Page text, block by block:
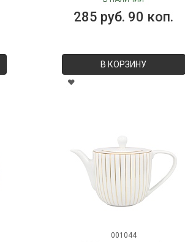
285 руб. 90 коп.
В КОРЗИНУ
001044